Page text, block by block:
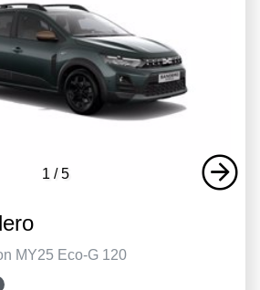
1 /5
MY25 Eco-G 120